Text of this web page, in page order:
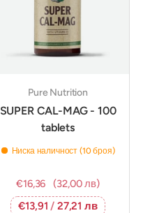
Pure Nutrition
SUPER CAL-MAG - 100
tablets
Ниска наличност (10 броя)
€16,36
(32,00 лв)
€13,91/ 27,21 лв